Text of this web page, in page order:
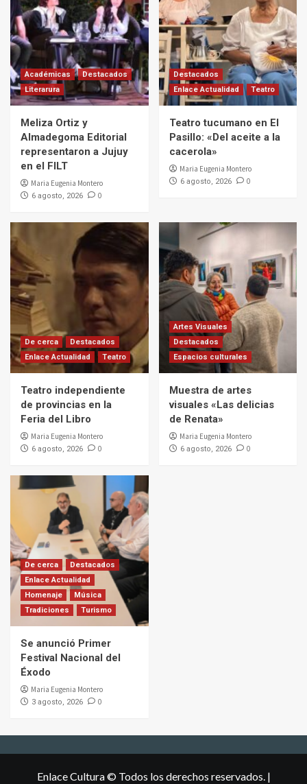
Académicas
Destacados
Literarura
Meliza Ortiz y
Almadegoma Editorial
representaron a Jujuy
en el FILT
Maria Eugenia Montero
6 agosto, 2026 0
Destacados
Enlace Actualidad
Teatro
Teatro tucumano en El
Pasillo: «Del aceite a la
cacerola»
Maria Eugenia Montero
6 agosto, 2026 0
De cerca
Destacados
Enlace Actualidad
Teatro
Teatro independiente
de provincias en la
Feria del Libro
Maria Eugenia Montero
6 agosto, 2026 0
Artes Visuales
Destacados
Espacios culturales
Muestra de artes
visuales «Las delicias
de Renata»
Maria Eugenia Montero
6 agosto, 2026 0
De cerca
Destacados
Enlace Actualidad
Homenaje
Música
Tradiciones
Turismo
Se anunció Primer
Festival Nacional del
Éxodo
Maria Eugenia Montero
3 agosto, 2026 0
Enlace Cultura © Todos los derechos reservados. |